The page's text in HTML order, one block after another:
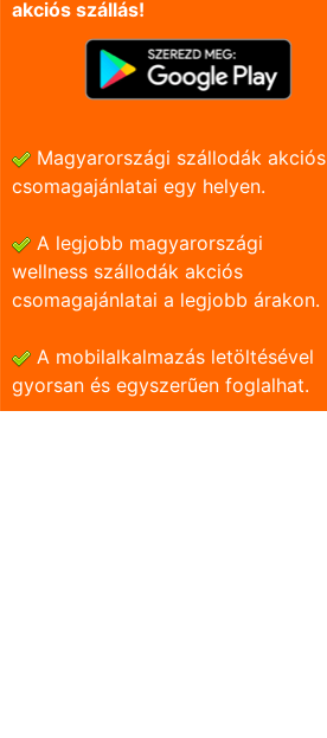
akciós szállás!
Magyarországi szállodák akciós
csomagajánlatai egy helyen.
A legjobb magyarországi
wellness szállodák akciós
csomagajánlatai a legjobb árakon.
A mobilalkalmazás letöltésével
gyorsan és egyszerũen foglalhat.